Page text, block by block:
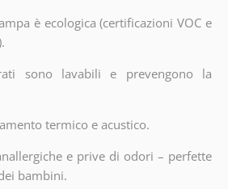
è ecologica (certificazioni VOC e
sono lavabili e prevengono la
termico e acustico.
e prive di odori – perfette
bambini.